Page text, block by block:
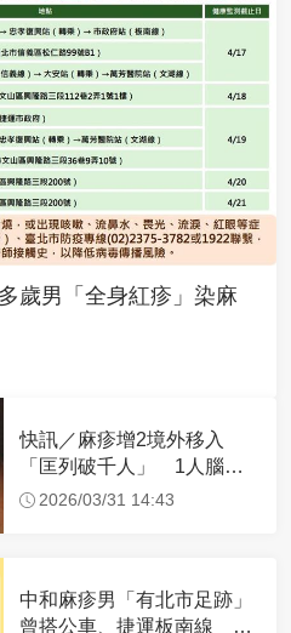
歲男「全身紅疹」染麻
快訊／麻疹增2境外移入
「匡列破千人」 1人腦炎
意識不清
2026/03/31 14:43
中和麻疹男「有北市足跡」
曾搭公車、捷運板南線 活